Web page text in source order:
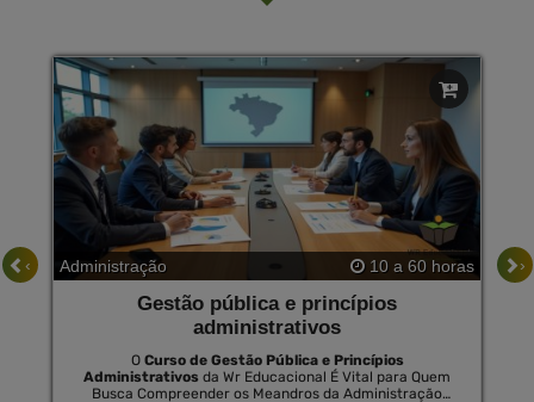
Administração 10 a 60 horas
Gestão pública e princípios
administrativos
O Curso de Gestão Pública e Princípios
Administrativos da Wr Educacional É Vital para Quem
Busca Compreender os Meandros da Administração
‹ ›